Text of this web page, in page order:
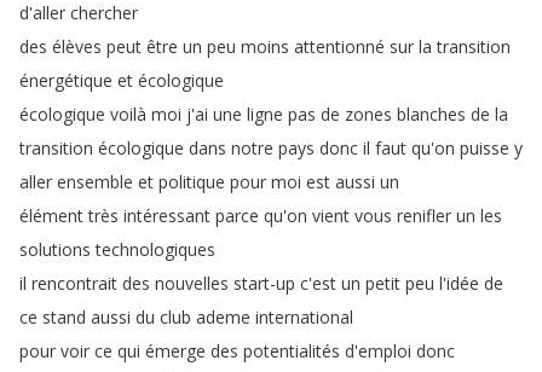
d'aller chercher
des élèves peut être un peu moins attentionné sur la transition
énergétique et écologique
écologique voilà moi j'ai une ligne pas de zones blanches de la
transition écologique dans notre pays donc il faut qu'on puisse y
aller ensemble et politique pour moi est aussi un
élément très intéressant parce qu'on vient vous renifler un les
solutions technologiques
il rencontrait des nouvelles start-up c'est un petit peu l'idée de
ce stand aussi du club ademe international
pour voir ce qui émerge des potentialités d'emploi donc